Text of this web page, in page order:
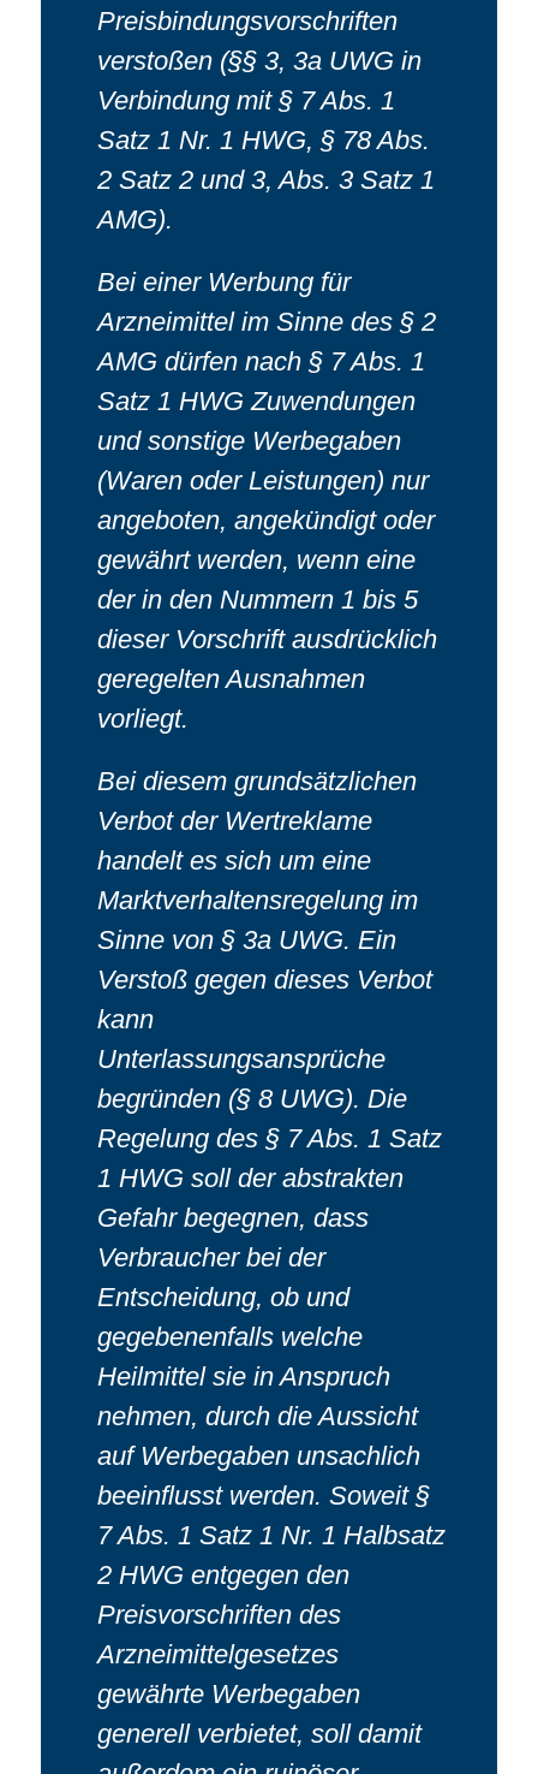
Preisbindungsvorschriften
verstoßen (§§ 3, 3a UWG in
Verbindung mit § 7 Abs. 1
Satz 1 Nr. 1 HWG, § 78 Abs.
2 Satz 2 und 3, Abs. 3 Satz 1
AMG).
Bei einer Werbung für
Arzneimittel im Sinne des § 2
AMG dürfen nach § 7 Abs. 1
Satz 1 HWG Zuwendungen
und sonstige Werbegaben
(Waren oder Leistungen) nur
angeboten, angekündigt oder
gewährt werden, wenn eine
der in den Nummern 1 bis 5
dieser Vorschrift ausdrücklich
geregelten Ausnahmen
vorliegt.
Bei diesem grundsätzlichen
Verbot der Wertreklame
handelt es sich um eine
Marktverhaltensregelung im
Sinne von § 3a UWG. Ein
Verstoß gegen dieses Verbot
kann
Unterlassungsansprüche
begründen (§ 8 UWG). Die
Regelung des § 7 Abs. 1 Satz
1 HWG soll der abstrakten
Gefahr begegnen, dass
Verbraucher bei der
Entscheidung, ob und
gegebenenfalls welche
Heilmittel sie in Anspruch
nehmen, durch die Aussicht
auf Werbegaben unsachlich
beeinflusst werden. Soweit §
7 Abs. 1 Satz 1 Nr. 1 Halbsatz
2 HWG entgegen den
Preisvorschriften des
Arzneimittelgesetzes
gewährte Werbegaben
generell verbietet, soll damit